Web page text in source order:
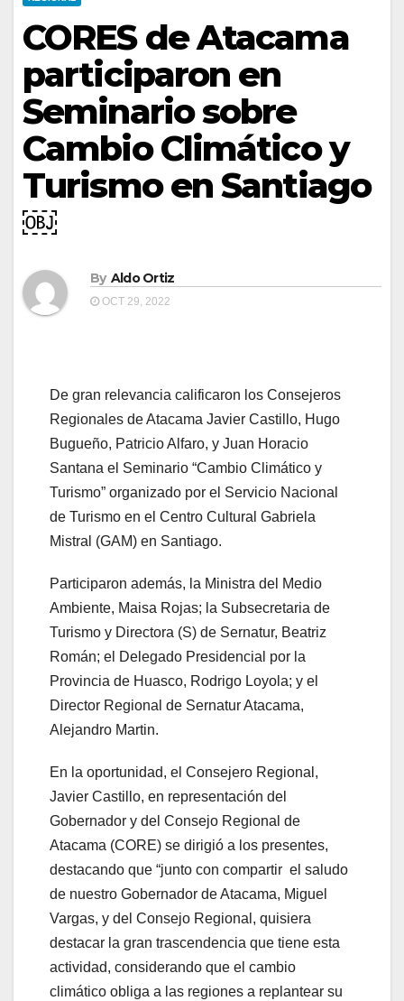
CORES de Atacama
participaron en
Seminario sobre
Cambio Climático y
Turismo en Santiago
￼
By Aldo Ortiz
OCT 29, 2022
De gran relevancia calificaron los Consejeros
Regionales de Atacama Javier Castillo, Hugo
Bugueño, Patricio Alfaro, y Juan Horacio
Santana el Seminario “Cambio Climático y
Turismo” organizado por el Servicio Nacional
de Turismo en el Centro Cultural Gabriela
Mistral (GAM) en Santiago.
Participaron además, la Ministra del Medio
Ambiente, Maisa Rojas; la Subsecretaria de
Turismo y Directora (S) de Sernatur, Beatriz
Román; el Delegado Presidencial por la
Provincia de Huasco, Rodrigo Loyola; y el
Director Regional de Sernatur Atacama,
Alejandro Martin.
En la oportunidad, el Consejero Regional,
Javier Castillo, en representación del
Gobernador y del Consejo Regional de
Atacama (CORE) se dirigió a los presentes,
destacando que “junto con compartir el saludo
de nuestro Gobernador de Atacama, Miguel
Vargas, y del Consejo Regional, quisiera
destacar la gran trascendencia que tiene esta
actividad, considerando que el cambio
climático obliga a las regiones a replantear su